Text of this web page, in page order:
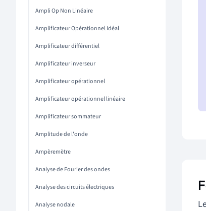
Ampli Op Non Linéaire
Amplificateur Opérationnel Idéal
Amplificateur différentiel
Amplificateur inverseur
Amplificateur opérationnel
Amplificateur opérationnel linéaire
Amplificateur sommateur
Amplitude de l'onde
Ampèremètre
Analyse de Fourier des ondes
Analyse des circuits électriques
Analyse nodale